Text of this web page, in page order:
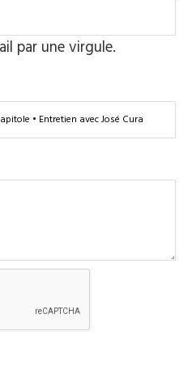
par une virgule.